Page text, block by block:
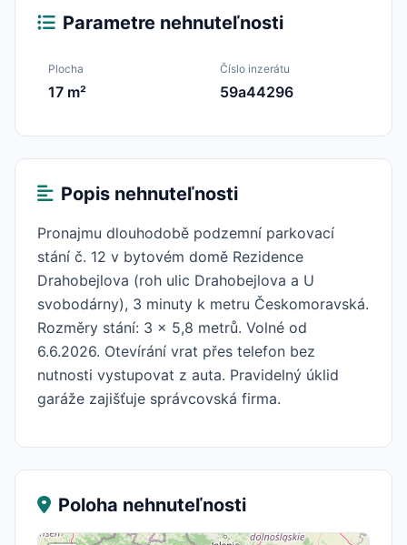
Parametre nehnuteľnosti
Plocha
17 m²
Číslo inzerátu
59a44296
Popis nehnuteľnosti
Pronajmu dlouhodobě podzemní parkovací
stání č. 12 v bytovém domě Rezidence
Drahobejlova (roh ulic Drahobejlova a U
svobodárny), 3 minuty k metru Českomoravská.
Rozměry stání: 3 x 5,8 metrů. Volné od
6.6.2026. Otevírání vrat přes telefon bez
nutnosti vystupovat z auta. Pravidelný úklid
garáže zajišťuje správcovská firma.
Poloha nehnuteľnosti